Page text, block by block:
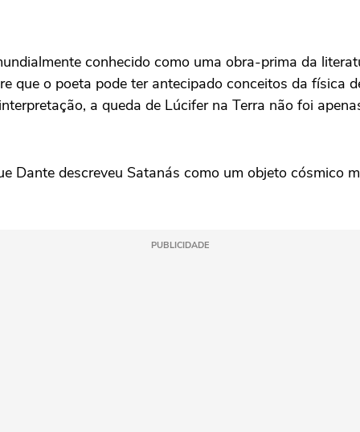
conhecido como uma obra-prima da
que o poeta pode ter antecipado conceitos da física
a queda de Lúcifer na Terra não foi
Dante descreveu Satanás como um objeto cósmico
PUBLICIDADE